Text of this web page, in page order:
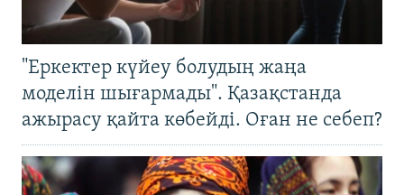
"Еркектер күйеу болудың жаңа
моделін шығармады". Қазақстанда
ажырасу қайта көбейді. Оған не себеп?